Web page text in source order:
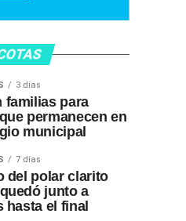
3 días
familias para
permanecen en
municipal
7 días
del polar clarito
junto a
hasta el final